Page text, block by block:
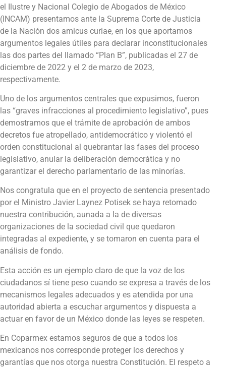
el Ilustre y Nacional Colegio de Abogados de México
(INCAM) presentamos ante la Suprema Corte de Justicia
de la Nación dos amicus curiae, en los que aportamos
argumentos legales útiles para declarar inconstitucionales
las dos partes del llamado “Plan B”, publicadas el 27 de
diciembre de 2022 y el 2 de marzo de 2023,
respectivamente.
Uno de los argumentos centrales que expusimos, fueron
las “graves infracciones al procedimiento legislativo”, pues
demostramos que el trámite de aprobación de ambos
decretos fue atropellado, antidemocrático y violentó el
orden constitucional al quebrantar las fases del proceso
legislativo, anular la deliberación democrática y no
garantizar el derecho parlamentario de las minorías.
Nos congratula que en el proyecto de sentencia presentado
por el Ministro Javier Laynez Potisek se haya retomado
nuestra contribución, aunada a la de diversas
organizaciones de la sociedad civil que quedaron
integradas al expediente, y se tomaron en cuenta para el
análisis de fondo.
Esta acción es un ejemplo claro de que la voz de los
ciudadanos sí tiene peso cuando se expresa a través de los
mecanismos legales adecuados y es atendida por una
autoridad abierta a escuchar argumentos y dispuesta a
actuar en favor de un México donde las leyes se respeten.
En Coparmex estamos seguros de que a todos los
mexicanos nos corresponde proteger los derechos y
garantías que nos otorga nuestra Constitución. El respeto a